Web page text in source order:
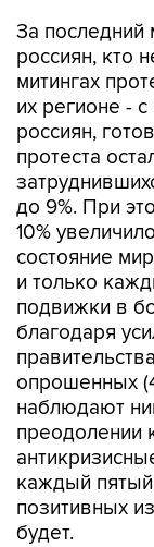
За последний
россиян, кто
митингах
их регионе -
россиян,
протеста
до 9%. При
10%
состояние
и только
подвижки в
благодаря
опрошенных
наблюдают
преодолении
каждый пятый
позитивных
будет.